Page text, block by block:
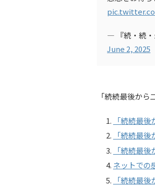
— 『続・続
June 2, 2025
「続続最後か
「続続最
「続続最
「続続最
ネットでの
「続続最